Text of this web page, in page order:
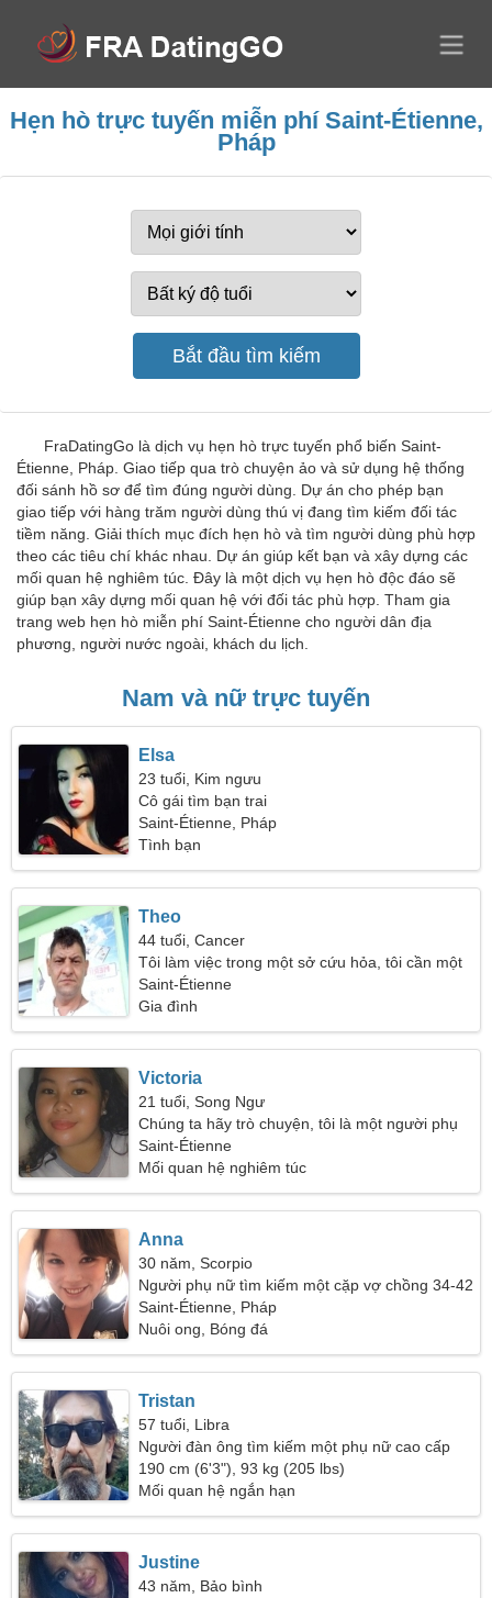
Hẹn hò trực tuyến miễn phí Saint-Étienne,
Pháp
FraDatingGo là dịch vụ hẹn hò trực tuyến phổ biến Saint-
Étienne, Pháp. Giao tiếp qua trò chuyện ảo và sử dụng hệ thống
đối sánh hồ sơ để tìm đúng người dùng. Dự án cho phép bạn
giao tiếp với hàng trăm người dùng thú vị đang tìm kiếm đối tác
tiềm năng. Giải thích mục đích hẹn hò và tìm người dùng phù hợp
theo các tiêu chí khác nhau. Dự án giúp kết bạn và xây dựng các
mối quan hệ nghiêm túc. Đây là một dịch vụ hẹn hò độc đáo sẽ
giúp bạn xây dựng mối quan hệ với đối tác phù hợp. Tham gia
trang web hẹn hò miễn phí Saint-Étienne cho người dân địa
phương, người nước ngoài, khách du lịch.
Nam và nữ trực tuyến
Elsa
23 tuổi, Kim ngưu
Cô gái tìm bạn trai
Saint-Étienne, Pháp
Tình bạn
Theo
44 tuổi, Cancer
Tôi làm việc trong một sở cứu hỏa, tôi cần một
người phụ nữ mơ mộng
Saint-Étienne
Gia đình
Victoria
21 tuổi, Song Ngư
Chúng ta hãy trò chuyện, tôi là một người phụ
nữ tốt
Saint-Étienne
Mối quan hệ nghiêm túc
Anna
30 năm, Scorpio
Người phụ nữ tìm kiếm một cặp vợ chồng 34-42
Saint-Étienne, Pháp
Nuôi ong, Bóng đá
Tristan
57 tuổi, Libra
Người đàn ông tìm kiếm một phụ nữ cao cấp
190 cm (6'3"), 93 kg (205 lbs)
Mối quan hệ ngắn hạn
Justine
43 năm, Bảo bình